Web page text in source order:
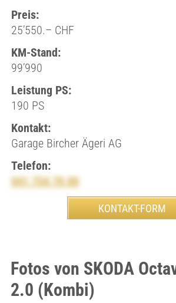
Preis:
25’550.– CHF
KM-Stand:
99’990
Leistung PS:
190 PS
Kontakt:
Garage Bircher Ägeri AG
Telefon:
041 754 70 00
Fotos von SKODA
2.0 (Kombi)